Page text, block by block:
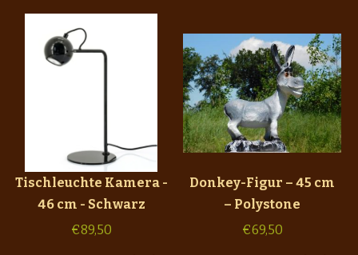
Tischleuchte Kamera -
46 cm - Schwarz
€89,50
Donkey-Figur – 45 cm
– Polystone
€69,50